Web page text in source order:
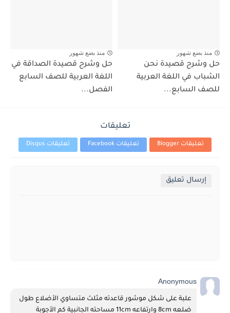
منذ بضع شهور
حل وشرح قصيدة نحن
الشباب في اللغة العربية
للصف السابع...
منذ بضع شهور
حل وشرح قصيدة الصداقة في
اللغة العربية للصف السابع
الفصل...
تعليقات
تعليقات Blogger تعليقات Facebook تعليقات Disqus
إرسال تعليق
Anonymous